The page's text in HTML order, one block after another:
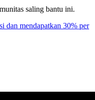
saling bantu ini.
dan mendapatkan 30% per